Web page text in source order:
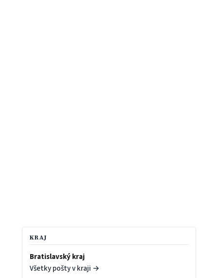
KRAJ
Bratislavský kraj
Všetky pošty v kraji →